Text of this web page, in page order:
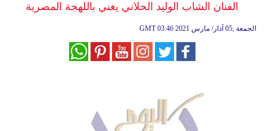
وموسيقى
الفنان الشاب الوليد الحلاني يغني باللهجة المصرية
GMT 03:46 2021 الجمعة ,05 آذار/ مارس